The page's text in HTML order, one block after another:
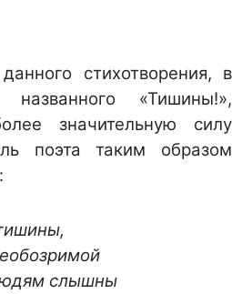
стихотворения, в
названного «Тишины!»,
значительную силу
поэта таким образом
слышны